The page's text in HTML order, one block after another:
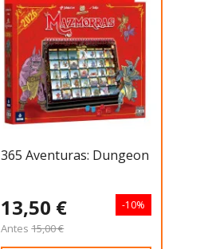
365 Aventuras: Dungeon
13,50 €
Antes 15,00 €
-10%